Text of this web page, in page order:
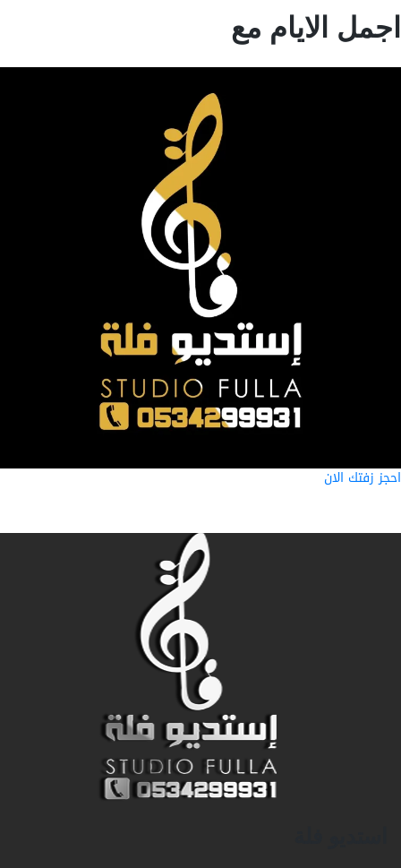
الايام مع
زفتك الان